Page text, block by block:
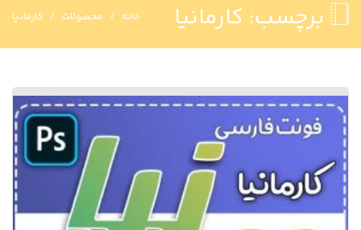
برچسب: کارمانیا خانه محصولات کارمانیا